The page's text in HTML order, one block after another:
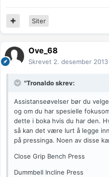
Siter
Ove_68
Skrevet 2. desember 2013
"Tronaldo skrev:
Assistanseøvelser bør du
og om du har spesielle
dette i boka hvis du har den.
så kan det være lurt å legge
på pressinga. Noen av disse
Close Grip Bench Press
Dummbell Incline Press